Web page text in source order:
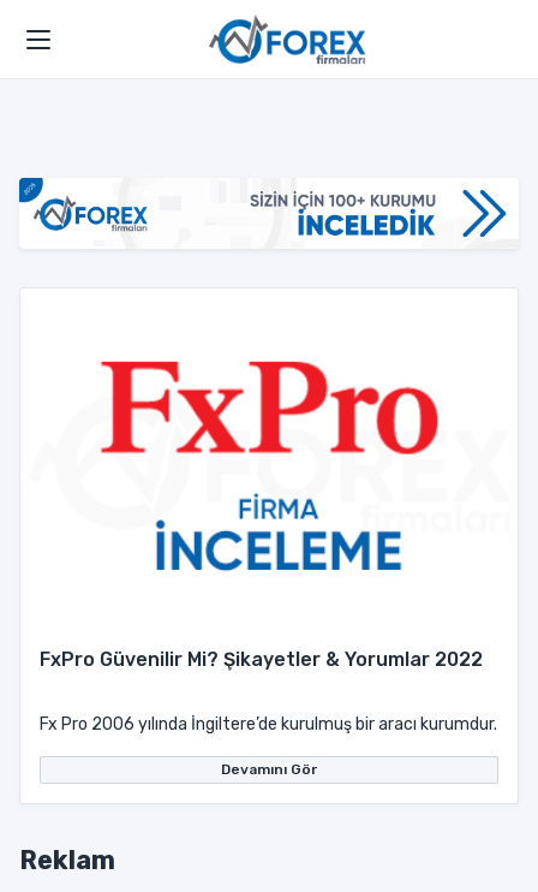
FxPro Güvenilir Mi? Şikayetler & Yorumlar 2022
Fx Pro 2006 yılında İngiltere’de kurulmuş bir aracı kurumdur.
Devamını Gör
Reklam